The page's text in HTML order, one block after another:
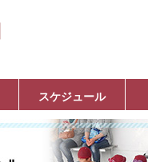
スケジュール